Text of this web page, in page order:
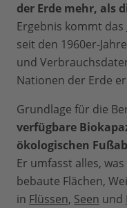
der Erde mehr, als
Ergebnis kommt das
seit den 1960er-
und
Nationen der Erde
Grundlage für die
verfügbare
ökologischen
Er umfasst alles,
bebaute Flächen,
in Flüssen, Seen und